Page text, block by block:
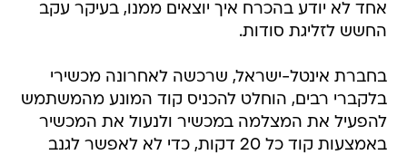
אחד לא יודע בהכרח איך יוצאים ממנו, בעיקר עקב
החשש לזליגת סודות.
בחברת אינטל-ישראל, שרכשה לאחרונה מכשירי
בלקברי רבים, הוחלט להכניס קוד המונע מהמשתמש
להפעיל את המצלמה במכשיר ולנעול את המכשיר
באמצעות קוד כל 20 דקות, כדי לא לאפשר לגנב